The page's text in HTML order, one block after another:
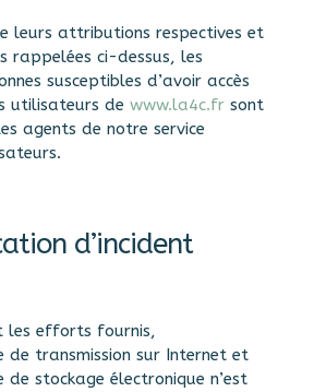
leurs attributions respectives et
rappelées ci-dessus, les
susceptibles d’avoir accès
utilisateurs de www.la4c.frsont
agents de notre service
d’incident
les efforts fournis,
de transmission sur Internet et
de stockage électronique n’est